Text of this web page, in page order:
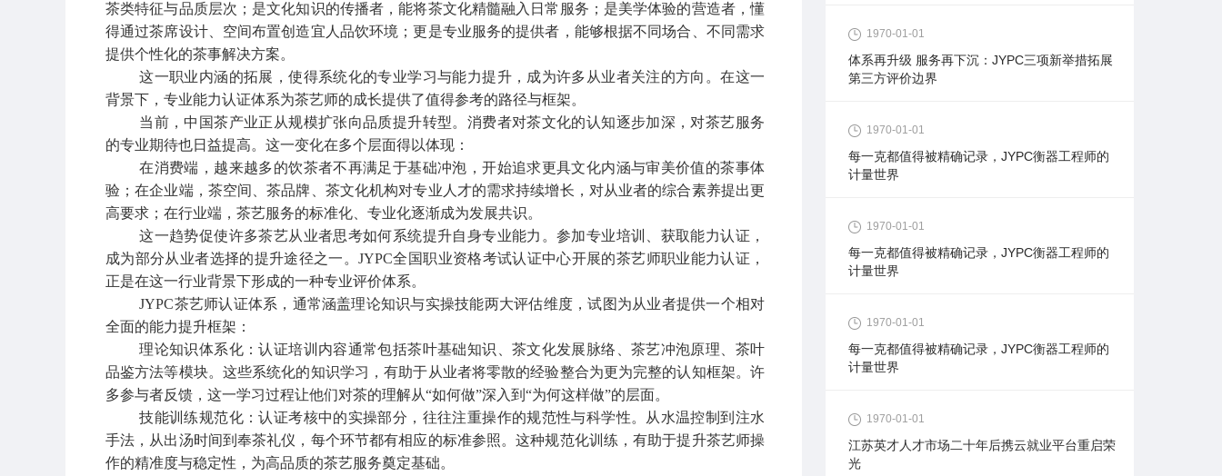
茶类特征与品质层次；是文化知识的传播者，能将茶文化精髓融入日常服务；是美学体验的营造者，懂
得通过茶席设计、空间布置创造宜人品饮环境；更是专业服务的提供者，能够根据不同场合、不同需求
提供个性化的茶事解决方案。
这一职业内涵的拓展，使得系统化的专业学习与能力提升，成为许多从业者关注的方向。在这一
背景下，专业能力认证体系为茶艺师的成长提供了值得参考的路径与框架。
当前，中国茶产业正从规模扩张向品质提升转型。消费者对茶文化的认知逐步加深，对茶艺服务
的专业期待也日益提高。这一变化在多个层面得以体现：
在消费端，越来越多的饮茶者不再满足于基础冲泡，开始追求更具文化内涵与审美价值的茶事体
验；在企业端，茶空间、茶品牌、茶文化机构对专业人才的需求持续增长，对从业者的综合素养提出更
高要求；在行业端，茶艺服务的标准化、专业化逐渐成为发展共识。
这一趋势促使许多茶艺从业者思考如何系统提升自身专业能力。参加专业培训、获取能力认证，
成为部分从业者选择的提升途径之一。JYPC全国职业资格考试认证中心开展的茶艺师职业能力认证，
正是在这一行业背景下形成的一种专业评价体系。
JYPC茶艺师认证体系，通常涵盖理论知识与实操技能两大评估维度，试图为从业者提供一个相对
全面的能力提升框架：
理论知识体系化：认证培训内容通常包括茶叶基础知识、茶文化发展脉络、茶艺冲泡原理、茶叶
品鉴方法等模块。这些系统化的知识学习，有助于从业者将零散的经验整合为更为完整的认知框架。许
多参与者反馈，这一学习过程让他们对茶的理解从“如何做”深入到“为何这样做”的层面。
技能训练规范化：认证考核中的实操部分，往往注重操作的规范性与科学性。从水温控制到注水
手法，从出汤时间到奉茶礼仪，每个环节都有相应的标准参照。这种规范化训练，有助于提升茶艺师操
作的精准度与稳定性，为高品质的茶艺服务奠定基础。
1970-01-01
体系再升级 服务再下沉：JYPC三项新举措拓展
第三方评价边界
1970-01-01
每一克都值得被精确记录，JYPC衡器工程师的
计量世界
1970-01-01
每一克都值得被精确记录，JYPC衡器工程师的
计量世界
1970-01-01
每一克都值得被精确记录，JYPC衡器工程师的
计量世界
1970-01-01
江苏英才人才市场二十年后携云就业平台重启荣
光